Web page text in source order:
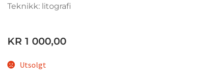
Teknikk: litografi
KR 1 000,00
Utsolgt